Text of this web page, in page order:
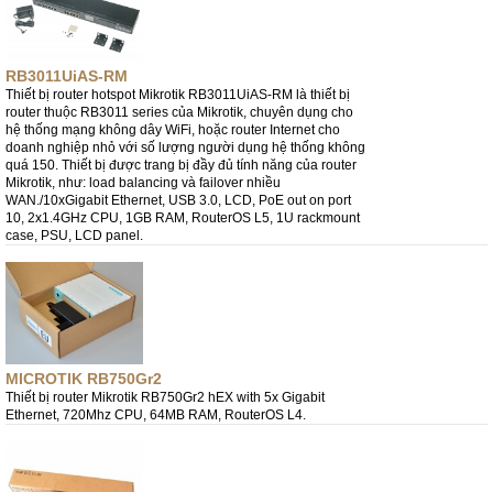
RB3011UiAS-RM
Thiết bị router hotspot Mikrotik RB3011UiAS-RM là thiết bị
router thuộc RB3011 series của Mikrotik, chuyên dụng cho
hệ thống mạng không dây WiFi, hoặc router Internet cho
doanh nghiệp nhỏ với số lượng người dụng hệ thống không
quá 150. Thiết bị được trang bị đầy đủ tính năng của router
Mikrotik, như: load balancing và failover nhiều
WAN./10xGigabit Ethernet, USB 3.0, LCD, PoE out on port
10, 2x1.4GHz CPU, 1GB RAM, RouterOS L5, 1U rackmount
case, PSU, LCD panel.
MICROTIK RB750Gr2
Thiết bị router Mikrotik RB750Gr2 hEX with 5x Gigabit
Ethernet, 720Mhz CPU, 64MB RAM, RouterOS L4.